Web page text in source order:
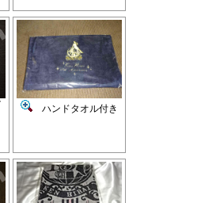
ハンドタオル付き